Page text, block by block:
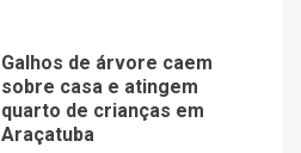
Galhos de árvore caem
sobre casa e atingem
quarto de crianças em
Araçatuba